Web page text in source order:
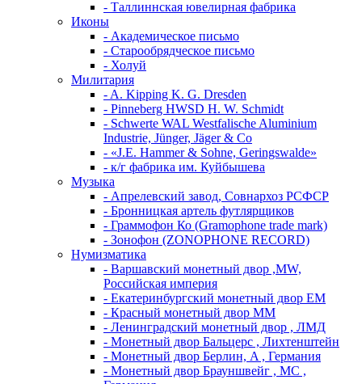
- Таллиннская ювелирная фабрика
Иконы
- Академическое письмо
- Старообрядческое письмо
- Холуй
Милитария
- A. Kipping K. G. Dresden
- Pinneberg HWSD H. W. Schmidt
- Schwerte WAL Westfalische Aluminium
Industrie, Jünger, Jäger & Co
- «J.E. Hammer & Sohne, Geringswalde»
- к/г фабрика им. Куйбышева
Музыка
- Апрелевский завод, Совнархоз РСФСР
- Бронницкая артель футлярщиков
- Граммофон Ко (Gramophone trade mark)
- Зонофон (ZONOPHONE RECORD)
Нумизматика
- Варшавский монетный двор ,MW,
Российская империя
- Екатеринбургский монетный двор ЕМ
- Красный монетный двор ММ
- Ленинградский монетный двор , ЛМД
- Монетный двор Бальцерс , Лихтенштейн
- Монетный двор Берлин, A , Германия
- Монетный двор Брауншвейг , MC ,